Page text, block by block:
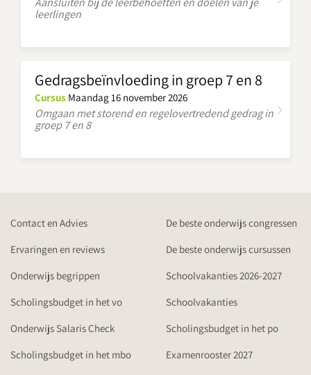
leerlingen
Gedragsbeïnvloeding in groep 7 en 8
Cursus Maandag 16 november 2026
Omgaan met storend en regelovertredend gedrag in
groep 7 en 8
Contact en Advies
De beste onderwijs congressen
Ervaringen en reviews
De beste onderwijs cursussen
Onderwijs begrippen
Schoolvakanties 2026-2027
Scholingsbudget in het vo
Schoolvakanties
Onderwijs Salaris Check
Scholingsbudget in het po
Scholingsbudget in het mbo
Examenrooster 2027